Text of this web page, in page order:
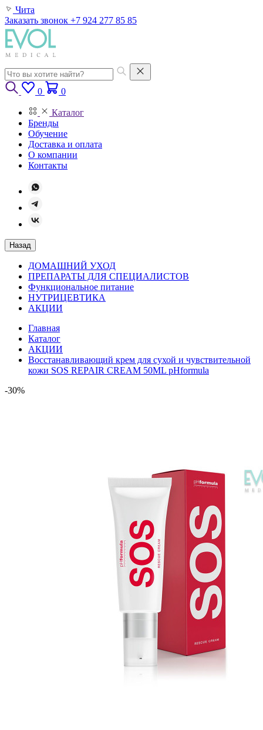
Чита
Заказать звонок +7 924 277 85 85
0 0
Каталог
Бренды
Обучение
Доставка и оплата
О компании
Контакты
Назад
ДОМАШНИЙ УХОД
ПРЕПАРАТЫ ДЛЯ СПЕЦИАЛИСТОВ
Функциональное питание
НУТРИЦЕВТИКА
АКЦИИ
Главная
Каталог
АКЦИИ
Восстанавливающий крем для сухой и чувствительной
кожи SOS REPAIR CREAM 50ML pHformula
-30%